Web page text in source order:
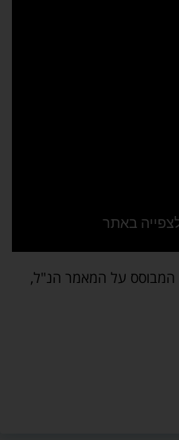
המבוסס על המאמר הנ"ל,